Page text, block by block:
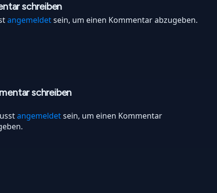
schreiben
angemeldetsein, um einen Kommentar abzugeben.
schreiben
angemeldetsein, um einen Kommentar